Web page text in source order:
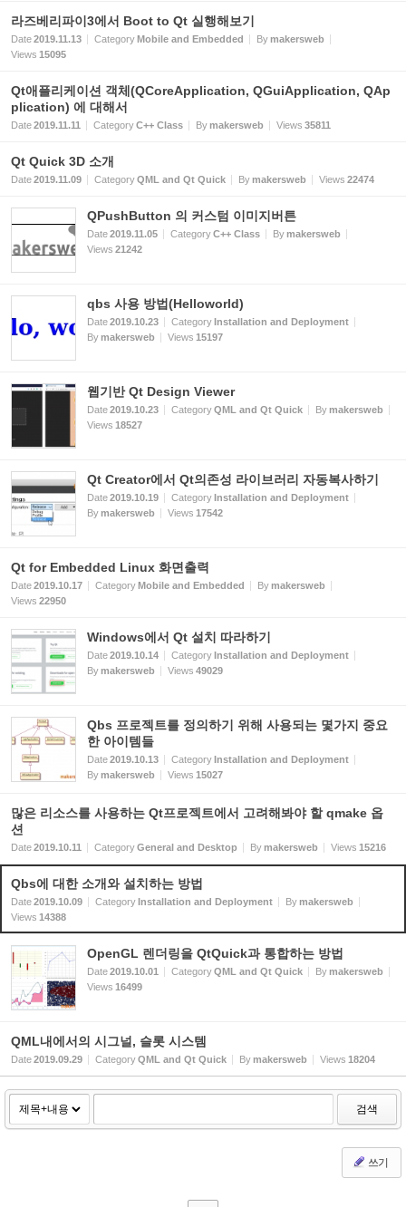
라즈베리파이3에서 Boot to Qt 실행해보기
Date2019.11.13 CategoryMobile and Embedded Bymakersweb
Views 15095
Qt애플리케이션 객체(QCoreApplication, QGuiApplication, QAp
plication) 에 대해서
Date2019.11.11 CategoryC++ Class Bymakersweb Views 35811
Qt Quick 3D 소개
Date2019.11.09 CategoryQML and Qt Quick Bymakersweb Views 22474
QPushButton 의 커스텀 이미지버튼
Date2019.11.05 CategoryC++ Class Bymakersweb
Views 21242
qbs 사용 방법(Helloworld)
Date2019.10.23 CategoryInstallation and Deployment
Bymakersweb Views 15197
웹기반 Qt Design Viewer
Date2019.10.23 CategoryQML and Qt Quick Bymakersweb
Views 18527
Qt Creator에서 Qt의존성 라이브러리 자동복사하기
Date2019.10.19 CategoryInstallation and Deployment
Bymakersweb Views 17542
Qt for Embedded Linux 화면출력
Date2019.10.17 CategoryMobile and Embedded Bymakersweb
Views 22950
Windows에서 Qt 설치 따라하기
Date2019.10.14 CategoryInstallation and Deployment
Bymakersweb Views 49029
Qbs 프로젝트를 정의하기 위해 사용되는 몇가지 중요
한 아이템들
Date2019.10.13 CategoryInstallation and Deployment
Bymakersweb Views 15027
많은 리소스를 사용하는 Qt프로젝트에서 고려해봐야 할 qmake 옵
션
Date2019.10.11 CategoryGeneral and Desktop Bymakersweb Views 15216
Qbs에 대한 소개와 설치하는 방법
Date2019.10.09 CategoryInstallation and Deployment Bymakersweb
Views 14388
OpenGL 렌더링을 QtQuick과 통합하는 방법
Date2019.10.01 CategoryQML and Qt Quick Bymakersweb
Views 16499
QML내에서의 시그널, 슬롯 시스템
Date2019.09.29 CategoryQML and Qt Quick Bymakersweb Views 18204
검색
쓰기